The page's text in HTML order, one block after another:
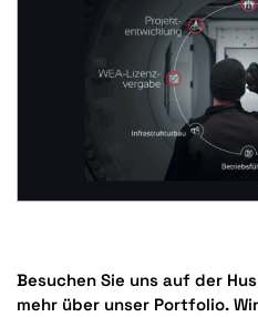
Besuchen Sie uns auf der
mehr über unser Portfolio.